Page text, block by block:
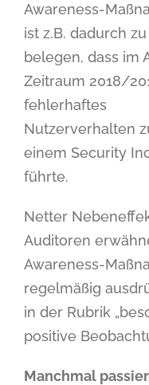
Awareness-
ist z.B. dadurch zu
belegen, dass im
Zeitraum 2018/
fehlerhaftes
Nutzerverhalten
einem Security
führte.
Netter
Auditoren
Awareness-
regelmäßig
in der Rubrik
positive
Manchmal